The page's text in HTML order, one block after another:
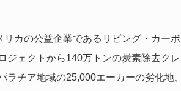
カの公益企業であるリビング・カー
ジェクトから140万トンの炭素除去ク
チア地域の25,000エーカーの劣化地、